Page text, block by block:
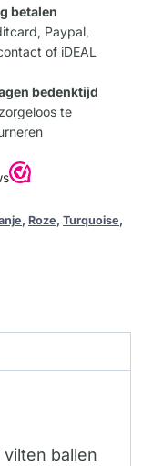
betalen
Paypal,
of iDEAL
bedenktijd
te
, Roze, Turquoise,
ballen